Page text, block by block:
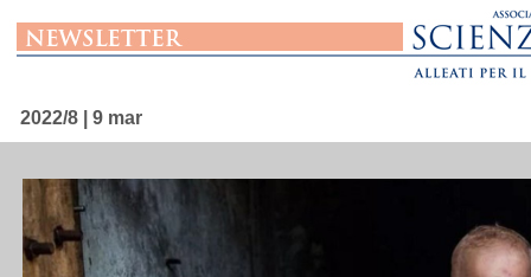
2022/8 | 9 mar